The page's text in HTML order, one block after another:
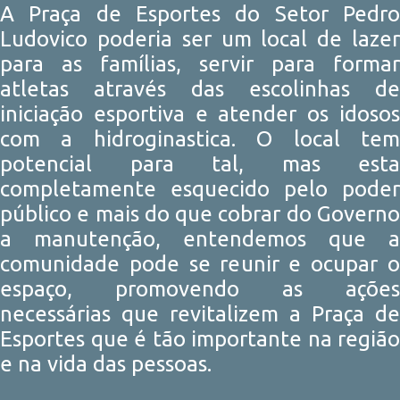
A Praça de Esportes do Setor Pedro
Ludovico poderia ser um local de lazer
para as famílias, servir para formar
atletas através das escolinhas de
iniciação esportiva e atender os idosos
com a hidroginastica. O local tem
potencial para tal, mas esta
completamente esquecido pelo poder
público e mais do que cobrar do Governo
a manutenção, entendemos que a
comunidade pode se reunir e ocupar o
espaço, promovendo as ações
necessárias que revitalizem a Praça de
Esportes que é tão importante na região
e na vida das pessoas.